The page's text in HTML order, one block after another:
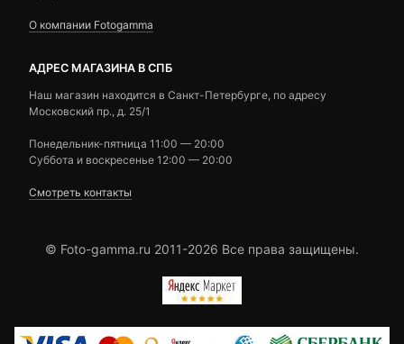
О компании Fotogamma
АДРЕС МАГАЗИНА В СПБ
Наш магазин находится в Санкт-Петербурге, по адресу
Московский пр., д. 25/1
Понедельник-пятница 11:00 — 20:00
Суббота и воскресенье 12:00 — 20:00
Смотреть контакты
© Foto-gamma.ru 2011-2026 Все права защищены.